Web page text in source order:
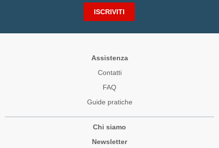
ISCRIVITI
Assistenza
Contatti
FAQ
Guide pratiche
Chi siamo
Newsletter